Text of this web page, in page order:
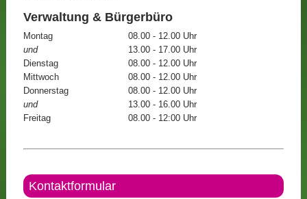
Verwaltung & Bürgerbüro
Montag
08.00 - 12.00 Uhr
und
13.00 - 17.00 Uhr
Dienstag
08.00 - 12.00 Uhr
Mittwoch
08.00 - 12.00 Uhr
Donnerstag
08.00 - 12.00 Uhr
und
13.00 - 16.00 Uhr
Freitag
08.00 - 12:00 Uhr
Kontaktformular